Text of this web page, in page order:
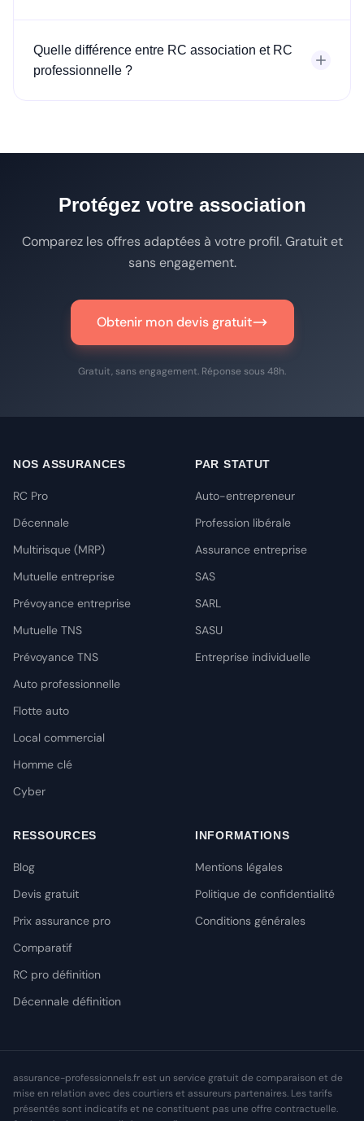
Quelle différence entre RC association et RC
professionnelle ?
Protégez votre association
Comparez les offres adaptées à votre profil. Gratuit et
sans engagement.
Obtenir mon devis gratuit
Gratuit, sans engagement. Réponse sous 48h.
NOS ASSURANCES
RC Pro
Décennale
Multirisque (MRP)
Mutuelle entreprise
Prévoyance entreprise
Mutuelle TNS
Prévoyance TNS
Auto professionnelle
Flotte auto
Local commercial
Homme clé
Cyber
PAR STATUT
Auto-entrepreneur
Profession libérale
Assurance entreprise
SAS
SARL
SASU
Entreprise individuelle
RESSOURCES
Blog
Devis gratuit
Prix assurance pro
Comparatif
RC pro définition
Décennale définition
INFORMATIONS
Mentions légales
Politique de confidentialité
Conditions générales
assurance-professionnels.fr est un service gratuit de comparaison et de
mise en relation avec des courtiers et assureurs partenaires. Les tarifs
présentés sont indicatifs et ne constituent pas une offre contractuelle.